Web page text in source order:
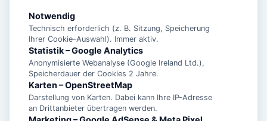
Notwendig
Technisch erforderlich (z. B. Sitzung, Speicherung
Ihrer Cookie-Auswahl). Immer aktiv.
Statistik – Google Analytics
Anonymisierte Webanalyse (Google Ireland Ltd.),
Speicherdauer der Cookies 2 Jahre.
Karten – OpenStreetMap
Darstellung von Karten. Dabei kann Ihre IP-Adresse
an Drittanbieter übertragen werden.